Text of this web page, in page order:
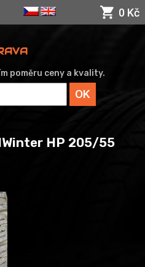
0 Kč
poměru ceny a kvality.
HP 205/55